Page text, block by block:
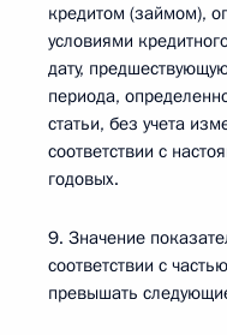
кредитом (займом),
условиями
дату,
периода,
статьи, без учета
соответствии с
годовых.
9. Значение
соответствии с
превышать